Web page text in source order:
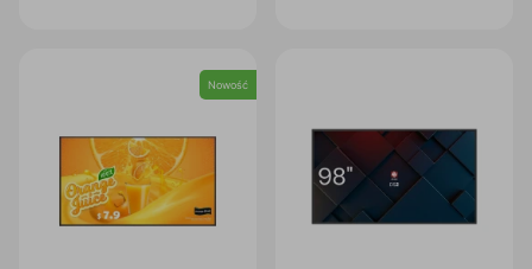
Nowość